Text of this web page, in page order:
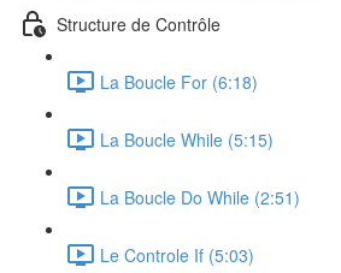
Structure de Contrôle
La Boucle For (6:18)
La Boucle While (5:15)
La Boucle Do While (2:51)
Le Controle If (5:03)